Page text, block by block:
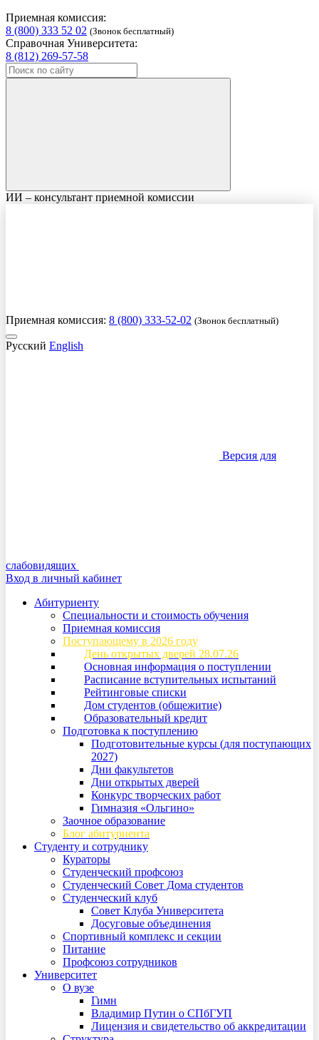
Приемная комиссия:
8 (800) 333 52 02 (Звонок бесплатный)
Справочная Университета:
8 (812) 269-57-58
ИИ – консультант приемной комиссии
Приемная комиссия: 8 (800) 333-52-02 (Звонок бесплатный)
Русский English
Версия для
слабовидящих
Вход в личный кабинет
Абитуриенту
Специальности и стоимость обучения
Приемная комиссия
Поступающему в 2026 году
День открытых дверей 28.07.26
Основная информация о поступлении
Расписание вступительных испытаний
Рейтинговые списки
Дом студентов (общежитие)
Образовательный кредит
Подготовка к поступлению
Подготовительные курсы (для поступающих
2027)
Дни факультетов
Дни открытых дверей
Конкурс творческих работ
Гимназия «Ольгино»
Заочное образование
Блог абитуриента
Студенту и сотруднику
Кураторы
Студенческий профсоюз
Студенческий Совет Дома студентов
Студенческий клуб
Совет Клуба Университета
Досуговые объединения
Спортивный комплекс и секции
Питание
Профсоюз сотрудников
Университет
О вузе
Гимн
Владимир Путин о СПбГУП
Лицензия и свидетельство об аккредитации